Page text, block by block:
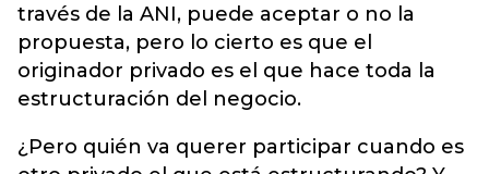
través de la ANI, puede aceptar o no la
propuesta, pero lo cierto es que el
originador privado es el que hace toda la
estructuración del negocio.
¿Pero quién va querer participar cuando es